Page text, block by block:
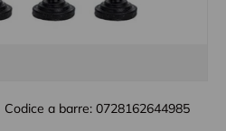
Codice a barre: 0728162644985